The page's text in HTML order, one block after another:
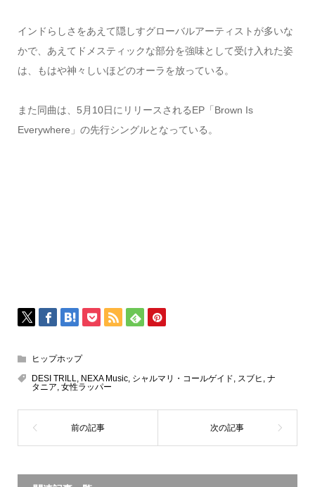
インドらしさをあえて隠しすグローバルアーティストが多いな
かで、あえてドメスティックな部分を強味として受け入れた姿
は、もはや神々しいほどのオーラを放っている。
また同曲は、5月10日にリリースされるEP「Brown Is
Everywhere」の先行シングルとなっている。
ヒップホップ
DESI TRILL
NEXA Music, シャルマリ・コールゲイド スブヒ ナ
タニア 女性ラッパー